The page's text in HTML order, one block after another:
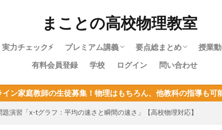
まことの高校物理教室
実力チェック⚡ プレミアム講義
物理やり直しガイド｜高校物理を受験に
使うあなたへ
物理基礎・最短攻略パック紹介
目次：物理基礎
力学・最短攻略パック紹介
目次：力学
熱力学・最短攻略パック紹介
目次：熱力学
波動・最短攻略パック紹介
目次：波動
電磁気・最短攻略パック紹介
目次：電磁気
原子・最短攻略パック紹介
目次：原子
要点総まとめ
物理基礎まとめ
授業
有料会員登録
学校 ログイン 問い合わせ
徒募集！物理はもちろん、他教科の指導も可能！定員が決ま
演習「x-tグラフ：平均の速さと瞬間の速さ」【高校物理対応】